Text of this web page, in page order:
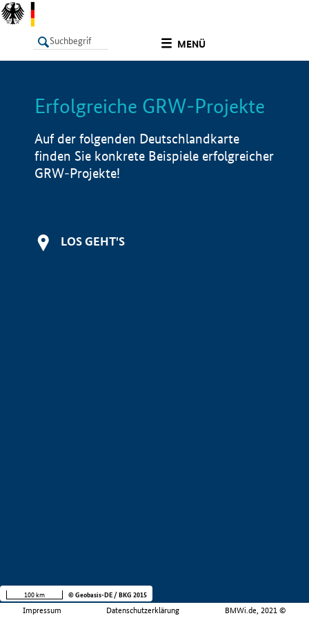
MENÜ
LISTE Info
Erfolgreiche GRW-Projekte
Auf der folgenden Deutschlandkarte
finden Sie konkrete Beispiele erfolgreicher
GRW-Projekte!
LOS GEHT'S
Impressum Datenschutzerklärung BMWi.de, 2021 ©
100 km © Geobasis-DE / BKG 2015